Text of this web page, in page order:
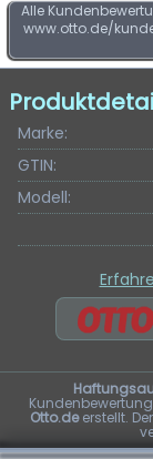
Alle
www.otto.de/
Marke:
GTIN:
Modell:
Otto.deerstellt.